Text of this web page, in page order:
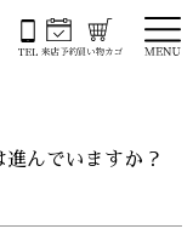
進んでいますか？